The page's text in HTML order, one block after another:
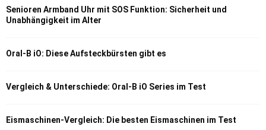
Senioren Armband Uhr mit SOS Funktion: Sicherheit und
Unabhängigkeit im Alter
Oral-B iO: Diese Aufsteckbürsten gibt es
Vergleich & Unterschiede: Oral-B iO Series im Test
Eismaschinen-Vergleich: Die besten Eismaschinen im Test